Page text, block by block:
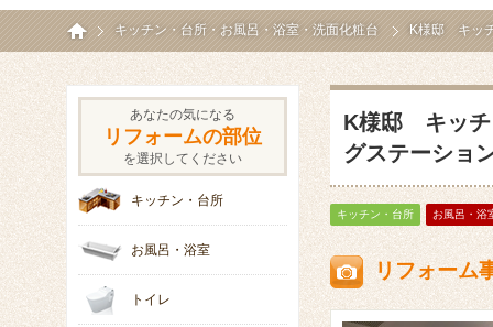
ホームキッチン・台所 ・お風呂・浴室 ・ 洗面化粧台 K様邸 キッ
K様邸 キッチ
グステーシ
キッチン・台所 お風呂・浴
リフォーム
あなたの気になる
リフォームの部位
を選択してください
キッチン・台所
お風呂・浴室
トイレ